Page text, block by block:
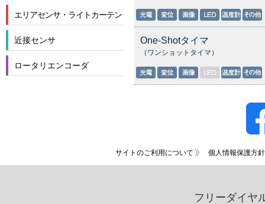
エリアセンサ・ライトカーテン
近接センサ
ロータリエンコーダ
One-Shotタイマ
（ワンショットタイマ）
サイトのご利用について 個人情報保護方針
フリーダイヤ